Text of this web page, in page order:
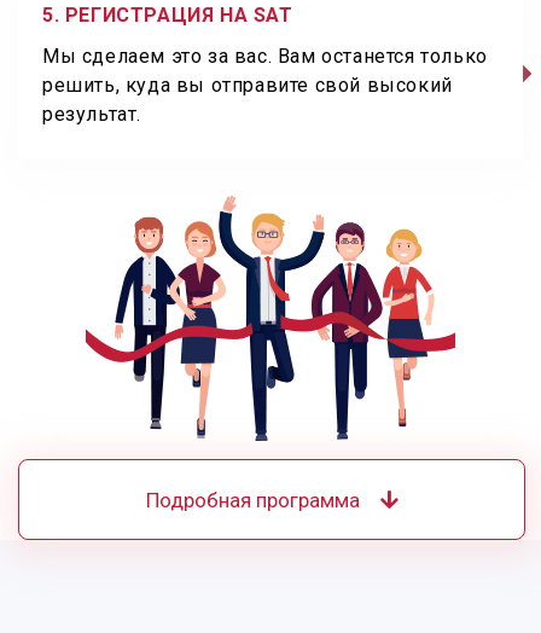
5. РЕГИСТРАЦИЯ НА SAT
Мы сделаем это за вас. Вам останется только
решить, куда вы отправите свой высокий
результат.
Подробная программа